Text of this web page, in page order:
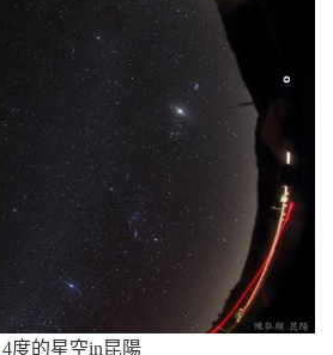
4度的星空in昆陽